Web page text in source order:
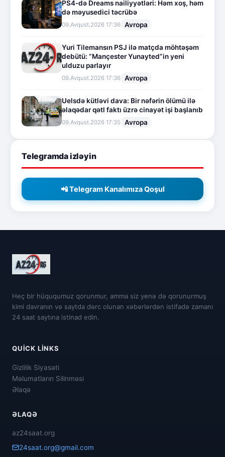
PS4-də Dreams nailiyyətləri: Həm xoş, həm
də məyusedici təcrübə
09.Avqust.2026 17:36 Avropa
Yuri Tilemansın PSJ ilə matçda möhtəşəm
debütü: “Mançester Yunayted”in yeni
ulduzu parlayır
09.Avqust.2026 17:36 Avropa
Uelsdə kütləvi dava: Bir nəfərin ölümü ilə
əlaqədar qətl faktı üzrə cinayət işi başlanıb
09.Avqust.2026 17:35 Avropa
Telegramda izləyin
📲 Telegram Kanalımıza Qoşul
Heç bir hüququmuz qorunmur, amma siz yenə də qorunurmuş
kimi davranın və saytda dərc olunan xəbərlərdən istifadə zamanı
24 saat saytına istinad edin.
QUICK LINKS
Gizlilik Siyasəti
Məlumatların Silinməsi
Əlaqə
ƏLAQƏ
az24saat.org
24saat.org@gmail.com